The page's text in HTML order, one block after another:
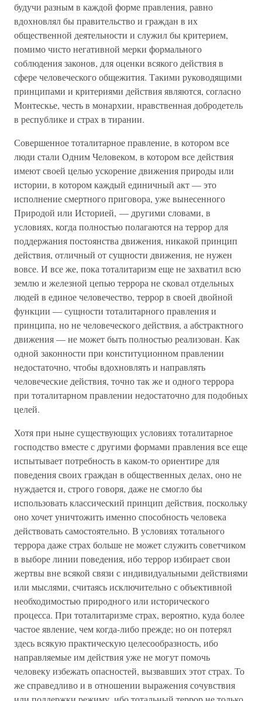
будучи разным в каждой форме правления, равно
вдохновлял бы правительство и граждан в их
общественной деятельности и служил бы критерием,
помимо чисто негативной мерки формального
соблюдения законов, для оценки всякого действия в
сфере человеческого общежития. Такими руководящими
принципами и критериями действия являются, согласно
Монтескье, честь в монархии, нравственная добродетель
в республике и страх в тирании.
Совершенное тоталитарное правление, в котором все
люди стали Одним Человеком, в котором все действия
имеют своей целью ускорение движения природы или
истории, в котором каждый единичный акт — это
исполнение смертного приговора, уже вынесенного
Природой или Историей, — другими словами, в
условиях, когда полностью полагаются на террор для
поддержания постоянства движения, никакой принцип
действия, отличный от сущности движения, не нужен
вовсе. И все же, пока тоталитаризм еще не захватил всю
землю и железной цепью террора не сковал отдельных
людей в единое человечество, террор в своей двойной
функции — сущности тоталитарного правления и
принципа, но не человеческого действия, а абстрактного
движения — не может быть полностью реализован. Как
одной законности при конституционном правлении
недостаточно, чтобы вдохновлять и направлять
человеческие действия, точно так же и одного террора
при тоталитарном правлении недостаточно для подобных
целей.
Хотя при ныне существующих условиях тоталитарное
господство вместе с другими формами правления все еще
испытывает потребность в каком-то ориентире для
поведения своих граждан в общественных делах, оно не
нуждается и, строго говоря, даже не смогло бы
использовать классический принцип действия, поскольку
оно хочет уничтожить именно способность человека
действовать самостоятельно. В условиях тотального
террора даже страх больше не может служить советчиком
в выборе линии поведения, ибо террор избирает свои
жертвы вне всякой связи с индивидуальными действиями
или мыслями, считаясь исключительно с объективной
необходимостью природного или исторического
процесса. При тоталитаризме страх, вероятно, куда более
частое явление, чем когда-либо прежде; но он потерял
здесь всякую практическую целесообразность, ибо
направляемые им действия уже не могут помочь
человеку избежать опасностей, вызвавших этот страх. То
же справедливо и в отношении выражения сочувствия